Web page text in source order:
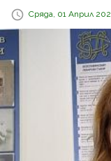
Сряда, 01 Април